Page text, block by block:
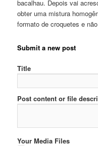
bacalhau. Depois vai
obter uma mistura
formato de croquetes e
Submit a new post
Title
Post content or file
Your Media Files